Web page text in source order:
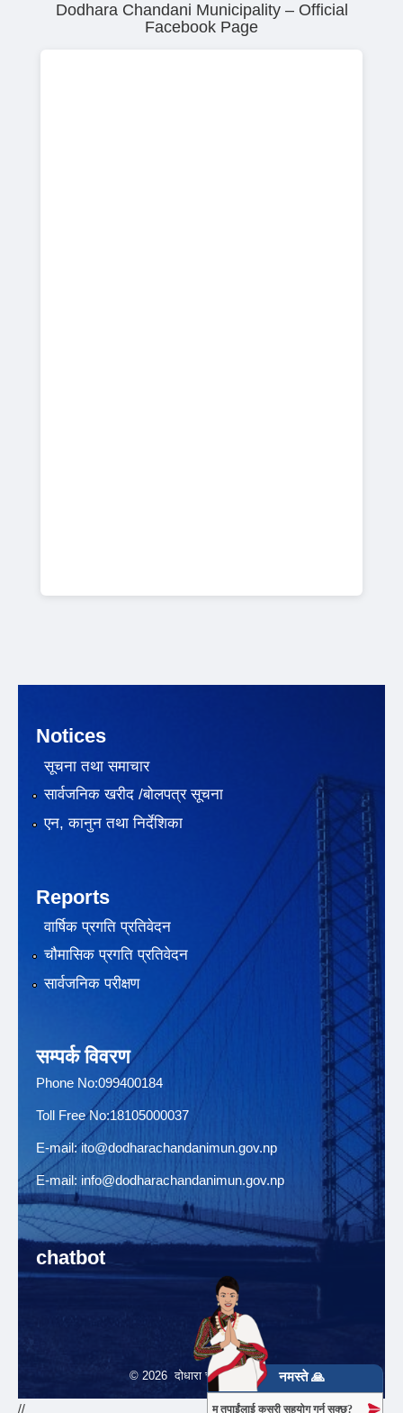
Dodhara Chandani Municipality – Official
Facebook Page
Notices
सूचना तथा समाचार
सार्वजनिक खरीद /बोलपत्र सूचना
एन, कानुन तथा निर्देशिका
Reports
वार्षिक प्रगति प्रतिवेदन
चौमासिक प्रगति प्रतिवेदन
सार्वजनिक परीक्षण
सम्पर्क विवरण
Phone No:099400184
Toll Free No:18105000037
E-mail:ito@dodharachandanimun.gov.np
E-mail: info@dodharachandanimun.gov.np
chatbot
© 2026 दोधारा चादँनी नगरपालिकानमस्ते 🙏
म तपाईंलाई कसरी सहयोग गर्न सक्छु?
//